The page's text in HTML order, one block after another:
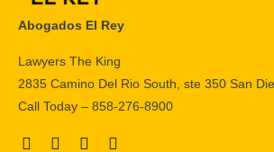
Abogados El Rey
Lawyers The King
2835 Camino Del Rio South, ste 350 San
Call Today – 858-276-8900